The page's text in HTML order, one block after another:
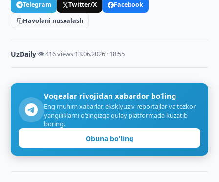
Telegram Twitter/X
Facebook
Havolani nusxalash
UzDaily·👁 416 views·13.06.2026 · 18:55
Voqealar rivojidan xabardor bo‘ling
Eng muhim xabarlar, eksklyuziv reportajlar va tezkor
yangiliklarni o‘zingizga qulay platformada kuzatib
boring.
Obuna bo'ling